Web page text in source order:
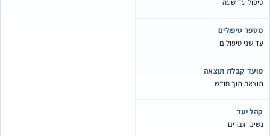
טיפולים
שני טיפולים
קבלת תוצאה
תוך חודש
יעד
וגברים